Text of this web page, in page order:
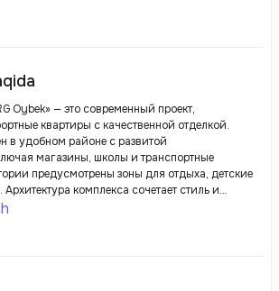
Oybek» — это современный проект,
квартиры с качественной отделкой.
в удобном районе с развитой
магазины, школы и транспортные
предусмотрены зоны для отдыха, детские
комплекса сочетает стиль и
уютные условия для жизни.